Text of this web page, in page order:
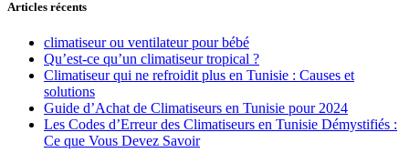
Articles récents
climatiseur ou ventilateur pour bébé
Qu’est-ce qu’un climatiseur tropical ?
Climatiseur qui ne refroidit plus en Tunisie : Causes et
solutions
Guide d’Achat de Climatiseurs en Tunisie pour 2024
Les Codes d’Erreur des Climatiseurs en Tunisie Démystifiés :
Ce que Vous Devez Savoir